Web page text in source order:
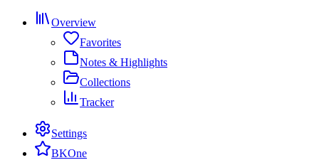
Overview
Favorites
Notes & Highlights
Collections
Tracker
Settings
BKOne